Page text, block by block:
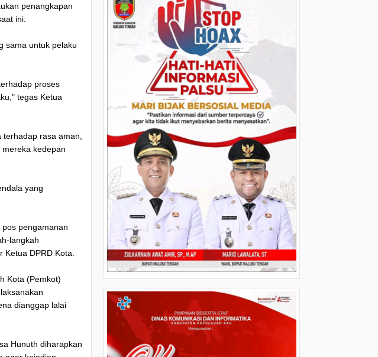
penangkapan
ini.
sama untuk pelaku
proses
tegas Ketua
rasa aman,
kedepan
yang
pengamanan
langkah
DPRD Kota.
Kota (Pemkot)
dianggap lalai
Hunuth diharapkan